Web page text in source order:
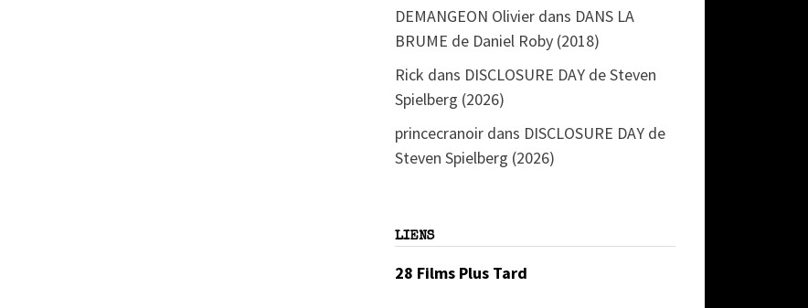
DEMANGEON Olivier dans DANS LA
BRUME de Daniel Roby (2018)
Rick dans DISCLOSURE DAY de Steven
Spielberg (2026)
princecranoir dans DISCLOSURE DAY de
Steven Spielberg (2026)
LIENS
28 Films Plus Tard